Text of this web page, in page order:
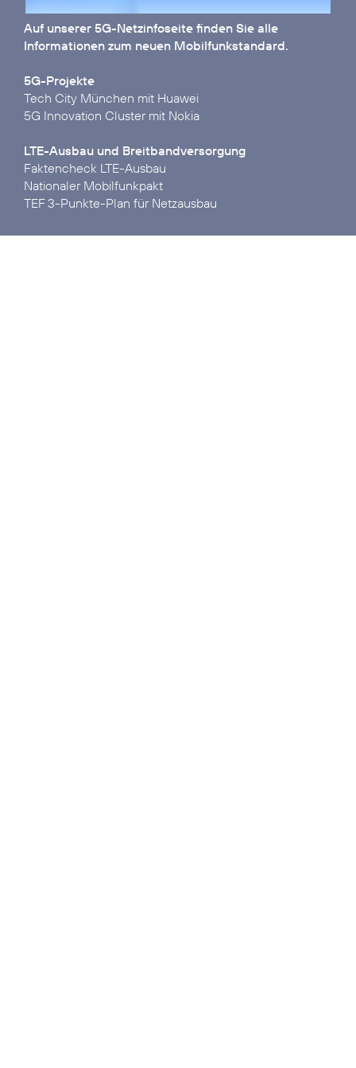
Auf unserer 5G-Netzinfoseite finden Sie alle
Informationen zum neuen Mobilfunkstandard.
5G-Projekte
Tech City München mit Huawei
5G Innovation Cluster mit Nokia
LTE-Ausbau und Breitbandversorgung
Faktencheck LTE-Ausbau
Nationaler Mobilfunkpakt
TEF 3-Punkte-Plan für Netzausbau